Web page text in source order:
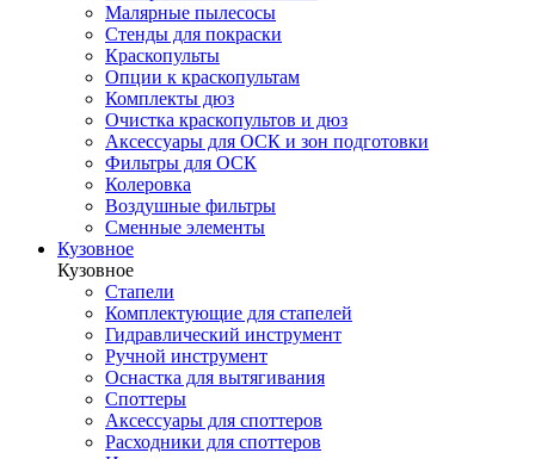
Малярные пылесосы
Стенды для покраски
Краскопульты
Опции к краскопультам
Комплекты дюз
Очистка краскопультов и дюз
Аксессуары для ОСК и зон подготовки
Фильтры для ОСК
Колеровка
Воздушные фильтры
Сменные элементы
Кузовное
Кузовное
Стапели
Комплектующие для стапелей
Гидравлический инструмент
Ручной инструмент
Оснастка для вытягивания
Споттеры
Аксессуары для споттеров
Расходники для споттеров